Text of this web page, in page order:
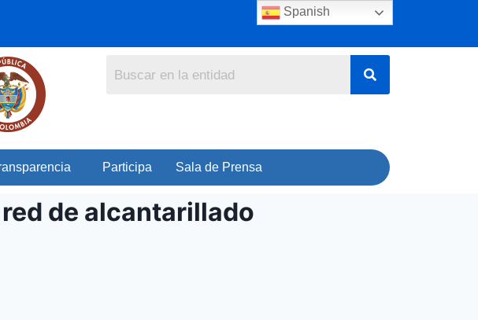
Participa Sala de Prensa
de alcantarillado
Spanish